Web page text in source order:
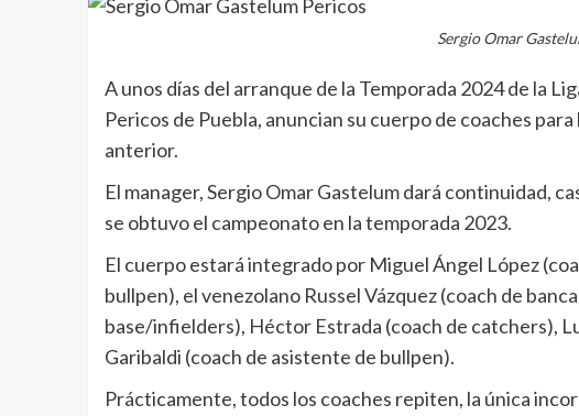
Sergio Omar
A unos días del arranque de la Temporada 2024 de la
Pericos de Puebla, anuncian su cuerpo de coaches
anterior.
El manager, Sergio Omar Gastelum dará continuidad,
se obtuvo el campeonato en la temporada 2023.
El cuerpo estará integrado por Miguel Ángel López
bullpen), el venezolano Russel Vázquez (coach de
base/infielders), Héctor Estrada (coach de catchers),
Garibaldi (coach de asistente de bullpen).
Prácticamente, todos los coaches repiten, la única